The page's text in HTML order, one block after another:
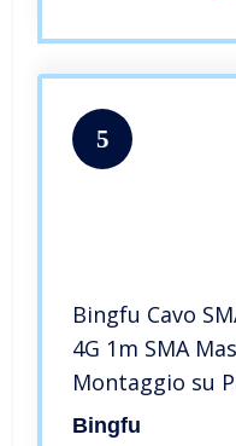
5
Bingfu Cavo
4G 1m SMA
Montaggio su
Coassiale per
Bingfu